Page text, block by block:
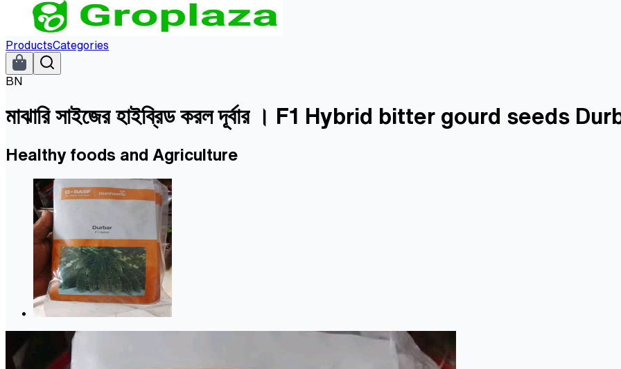
ProductsCategories
BN
মাঝারি সাইজের হাইব্রিড করল দূর্বার । F1 Hybrid bitter gourd seeds
Healthy foods and Agriculture